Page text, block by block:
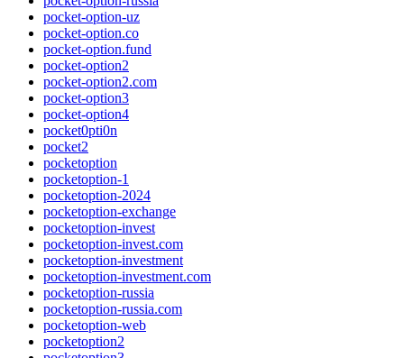
pocket-option-uz
pocket-option.co
pocket-option.fund
pocket-option2
pocket-option2.com
pocket-option3
pocket-option4
pocket0pti0n
pocket2
pocketoption
pocketoption-1
pocketoption-2024
pocketoption-exchange
pocketoption-invest
pocketoption-invest.com
pocketoption-investment
pocketoption-investment.com
pocketoption-russia
pocketoption-russia.com
pocketoption-web
pocketoption2